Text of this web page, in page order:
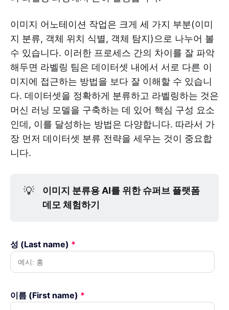
이미지 어노테이션 작업은 크게 세 가지 부분(이미
지 분류, 객체 위치 식별, 객체 탐지)으로 나누어 볼
수 있습니다. 이러한 프로세스 간의 차이를 잘 파악
해두면 라벨링 팀은 데이터셋 내에서 서로 다른 이
미지에 접근하는 방법을 보다 잘 이해할 수 있습니
다. 데이터셋을 정확하게 분류하고 라벨링하는 것은
머신 러닝 모델을 구축하는 데 있어 핵심 구성 요소
인데, 이를 달성하는 방법은 다양합니다. 따라서 가
장 먼저 데이터셋 분류 전략을 세우는 것이 중요합
니다.
💡
이미지 분류용 AI를 위한 슈퍼브 플랫폼
데모 체험하기
성 (Last name) *
이름 (First name) *